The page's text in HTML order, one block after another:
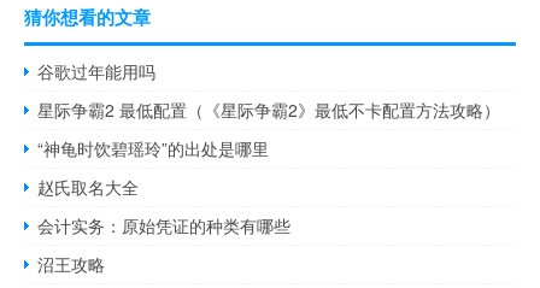
猜你想看的文章
谷歌过年能用吗
星际争霸2 最低配置（《星际争霸2》最低不卡配置方法攻略）
“神龟时饮碧瑶玲”的出处是哪里
赵氏取名大全
会计实务：原始凭证的种类有哪些
沼王攻略